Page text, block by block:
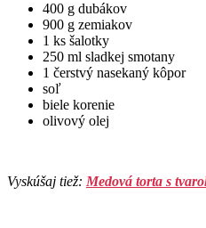
400 g dubákov
900 g zemiakov
1 ks šalotky
250 ml sladkej smotany
1 čerstvý nasekaný kôpor
soľ
biele korenie
olivový olej
Vyskúšaj tiež: Medová torta s